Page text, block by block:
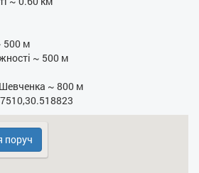
паркінг
500 м
~ 500 м
~ 800 м
поруч